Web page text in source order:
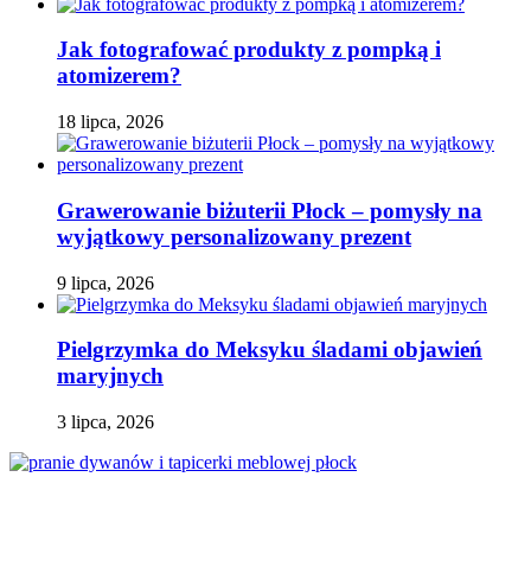
Jak fotografować produkty z pompką i
atomizerem?
18 lipca, 2026
Grawerowanie biżuterii Płock – pomysły na
wyjątkowy personalizowany prezent
9 lipca, 2026
Pielgrzymka do Meksyku śladami objawień
maryjnych
3 lipca, 2026